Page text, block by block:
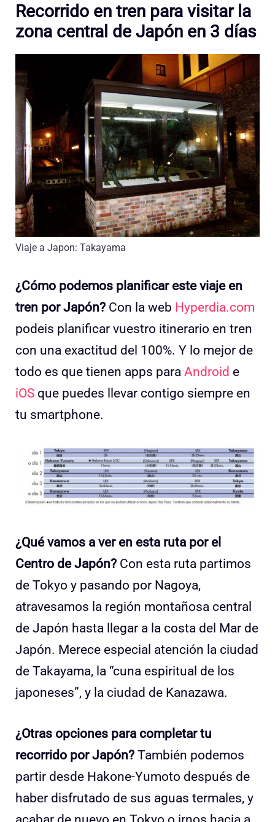
Recorrido en tren para visitar la
zona central de Japón en 3 días
Viaje a Japon: Takayama
¿Cómo podemos planificar este viaje en
tren por Japón? Con la web Hyperdia.com
podeis planificar vuestro itinerario en tren
con una exactitud del 100%. Y lo mejor de
todo es que tienen apps para Android e
iOS que puedes llevar contigo siempre en
tu smartphone.
¿Qué vamos a ver en esta ruta por el
Centro de Japón? Con esta ruta partimos
de Tokyo y pasando por Nagoya,
atravesamos la región montañosa central
de Japón hasta llegar a la costa del Mar de
Japón. Merece especial atención la ciudad
de Takayama, la “cuna espiritual de los
japoneses”, y la ciudad de Kanazawa.
¿Otras opciones para completar tu
recorrido por Japón? También podemos
partir desde Hakone-Yumoto después de
haber disfrutado de sus aguas termales, y